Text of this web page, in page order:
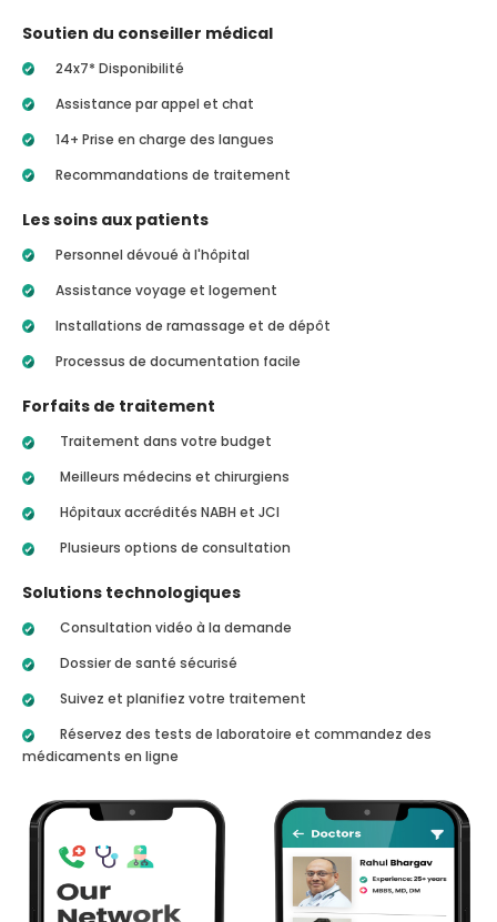
Soutien du conseiller médical
24x7* Disponibilité
Assistance par appel et chat
14+ Prise en charge des langues
Recommandations de traitement
Les soins aux patients
Personnel dévoué à l'hôpital
Assistance voyage et logement
Installations de ramassage et de dépôt
Processus de documentation facile
Forfaits de traitement
Traitement dans votre budget
Meilleurs médecins et chirurgiens
Hôpitaux accrédités NABH et JCI
Plusieurs options de consultation
Solutions technologiques
Consultation vidéo à la demande
Dossier de santé sécurisé
Suivez et planifiez votre traitement
Réservez des tests de laboratoire et commandez des
médicaments en ligne